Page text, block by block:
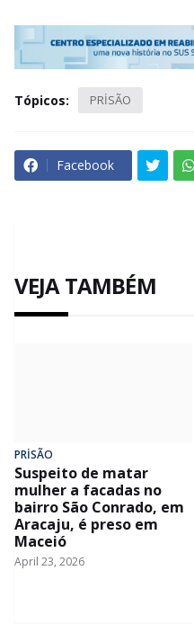
Tópicos: PRİSÃO
Facebook
VEJA TAMBÉM
PRİSÃO
Suspeito de matar
mulher a facadas no
bairro São Conrado, em
Aracaju, é preso em
Maceió
April 23, 2026